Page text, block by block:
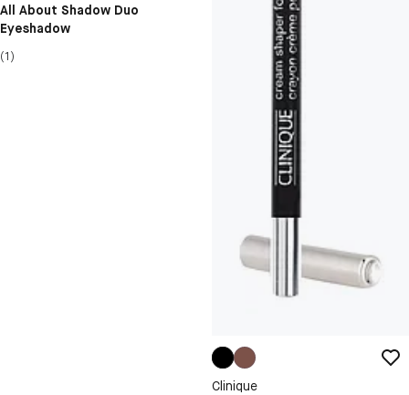
All About Shadow Duo
Eyeshadow
(1)
Clinique